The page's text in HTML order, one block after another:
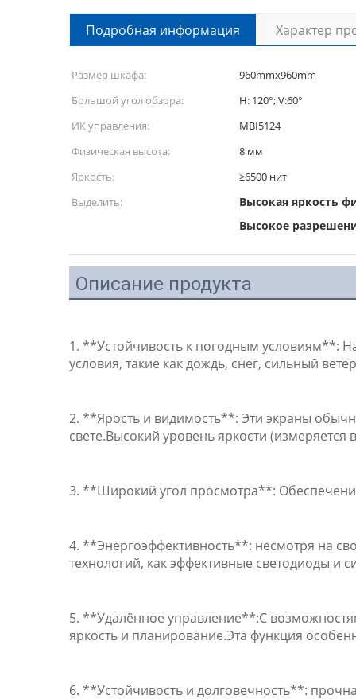
Подробная информация Характер
Размер шкафа: 960mmx960mm
Большой угол обзора:
H: 120°; V:60°
ИК управления:
MBI5124
Физическая высота:
8 мм
Яркость:
≥6500 нит
Выделить:
Высокая яркость
Высокое
Описание продукта
1. **Устойчивость к погодным условиям**:
условия, такие как дождь, снег, сильный
2. **Ярость и видимость**: Эти экраны
свете.Высокий уровень яркости
3. **Широкий угол просмотра**:
4. **Энергоэффективность**: несмотря на
технологий, как эффективные светодиоды и
5. **Удалённое управление**:С
яркость и планирование.Эта функция
6. **Устойчивость и долговечность**: